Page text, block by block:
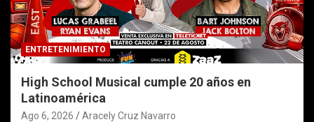
ENTRETENIMIENTO
High School Musical cumple 20 años en
Latinoamérica
Ago 6, 2026 Aracely Cruz Navarro